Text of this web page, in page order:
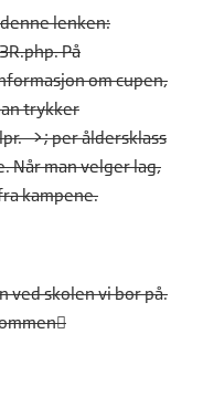
lenken:
På
om cupen,
trykker
->; per åldersklass
Når man velger lag,
kampene.
ved skolen vi bor på.